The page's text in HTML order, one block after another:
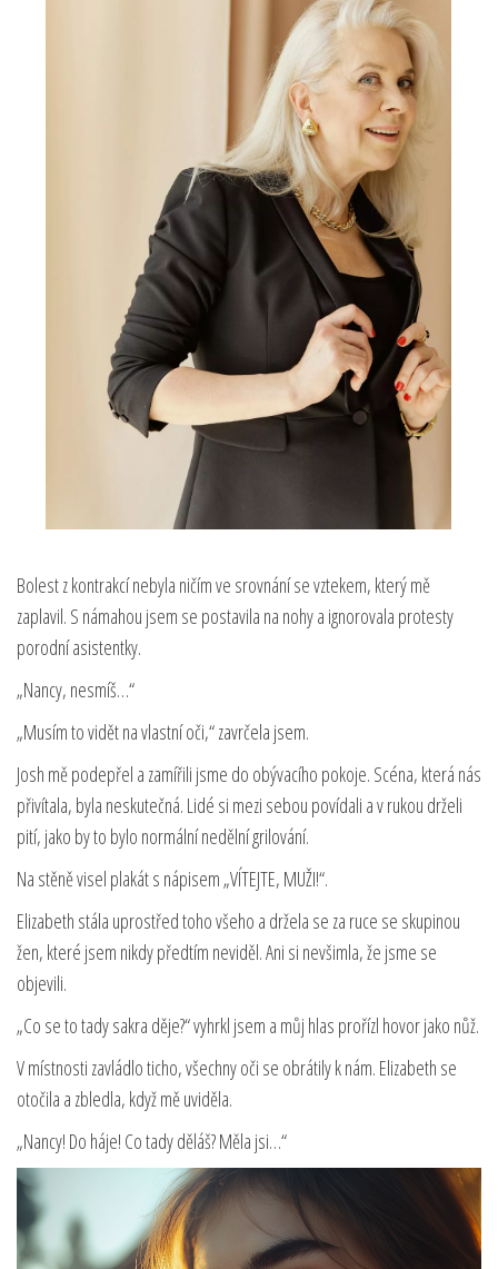
Bolest z kontrakcí nebyla ničím ve srovnání se vztekem, který mě
zaplavil. S námahou jsem se postavila na nohy a ignorovala protesty
porodní asistentky.
„Nancy, nesmíš…“
„Musím to vidět na vlastní oči,“ zavrčela jsem.
Josh mě podepřel a zamířili jsme do obývacího pokoje. Scéna, která nás
přivítala, byla neskutečná. Lidé si mezi sebou povídali a v rukou drželi
pití, jako by to bylo normální nedělní grilování.
Na stěně visel plakát s nápisem „VÍTEJTE, MUŽI!“.
Elizabeth stála uprostřed toho všeho a držela se za ruce se skupinou
žen, které jsem nikdy předtím neviděl. Ani si nevšimla, že jsme se
objevili.
„Co se to tady sakra děje?“ vyhrkl jsem a můj hlas prořízl hovor jako nůž.
V místnosti zavládlo ticho, všechny oči se obrátily k nám. Elizabeth se
otočila a zbledla, když mě uviděla.
„Nancy! Do háje! Co tady děláš? Měla jsi…“